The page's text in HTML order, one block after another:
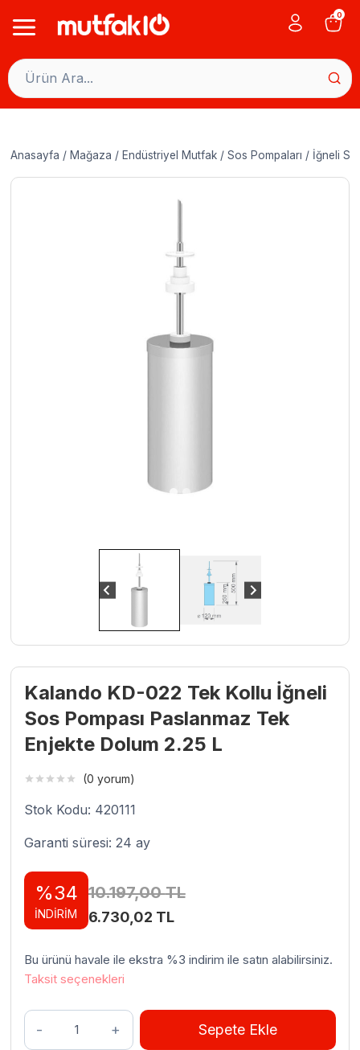
0
Anasayfa / Mağaza / Endüstriyel Mutfak / Sos Pompaları / İğneli
Kalando KD-022 Tek Kollu İğneli
Sos Pompası Paslanmaz Tek
Enjekte Dolum 2.25 L
(0 yorum)
Stok Kodu: 420111
Garanti süresi: 24 ay
%34
İNDİRİM
10.197,00TL
Orijinal
10.197,00 TL.
6.730,02 TLŞu
fiyat:
Bu ürünü havale ile ekstra %3 indirim ile satın alabilirsiniz.
Taksit seçenekleri
Kalando
Sepete Ekle